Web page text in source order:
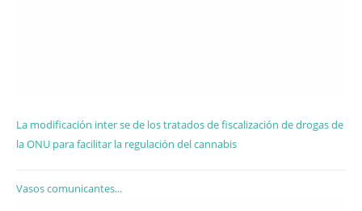
La modificación inter se de los tratados de fiscalización de drogas de
la ONU para facilitar la regulación del cannabis
Vasos comunicantes...